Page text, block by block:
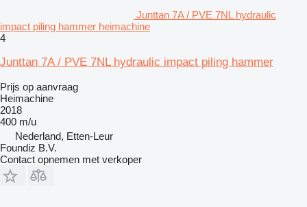
Junttan 7A / PVE 7NL hydraulic
impact piling hammer heimachine
4
Junttan 7A / PVE 7NL hydraulic impact piling hammer
Prijs op aanvraag
Heimachine
2018
400 m/u
Nederland, Etten-Leur
Foundiz B.V.
Contact opnemen met verkoper